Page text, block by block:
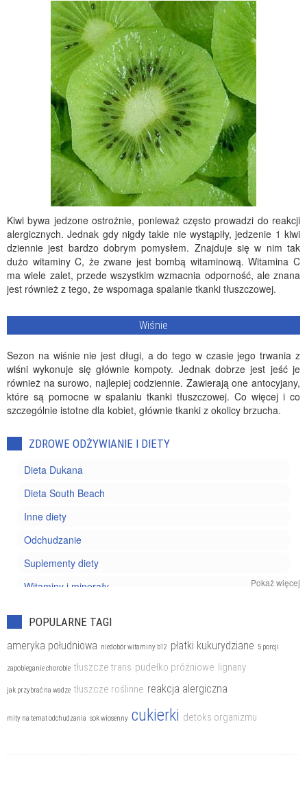
Kiwi bywa jedzone ostrożnie, ponieważ często prowadzi do reakcji
alergicznych. Jednak gdy nigdy takie nie wystąpiły, jedzenie 1 kiwi
dziennie jest bardzo dobrym pomysłem. Znajduje się w nim tak
dużo witaminy C, że zwane jest bombą witaminową. Witamina C
ma wiele zalet, przede wszystkim wzmacnia odporność, ale znana
jest również z tego, że wspomaga spalanie tkanki tłuszczowej.
Wiśnie
Sezon na wiśnie nie jest długi, a do tego w czasie jego trwania z
wiśni wykonuje się głównie kompoty. Jednak dobrze jest jeść je
również na surowo, najlepiej codziennie. Zawierają one antocyjany,
które są pomocne w spalaniu tkanki tłuszczowej. Co więcej i co
szczególnie istotne dla kobiet, głównie tkanki z okolicy brzucha.
ZDROWE ODŻYWIANIE I DIETY
Dieta Dukana
Dieta South Beach
Inne diety
Odchudzanie
Suplementy diety
Witaminy i minerały
Pokaż więcej
POPULARNE TAGI
ameryka południowa niedobór witaminy b12 płatki kukurydziane 5 porcji
zapobieganie chorobie tłuszcze trans pudełko próżniowe lignany
jak przybrać na wadze tłuszcze roślinne reakcja alergiczna
mity na temat odchudzania sok wiosenny cukierki detoks organizmu